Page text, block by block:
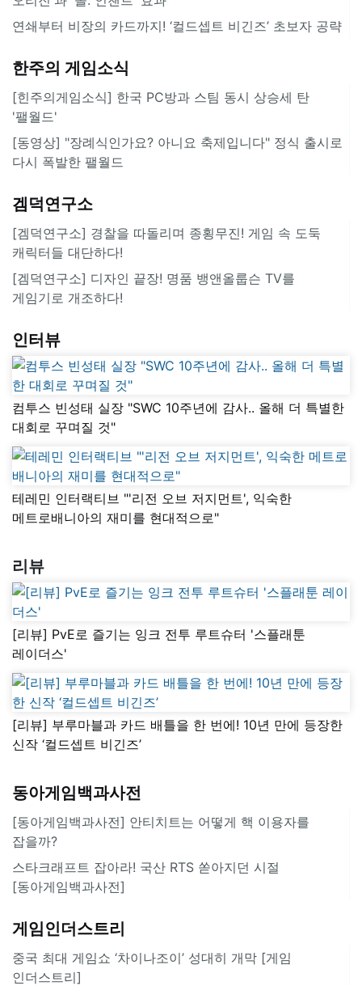
연쇄부터 비장의 카드까지! ‘컬드셉트 비긴즈’ 초보자 공략
한주의 게임소식
[힌주의게임소식] 한국 PC방과 스팀 동시 상승세 탄
'팰월드'
[동영상] "장례식인가요? 아니요 축제입니다" 정식 출시로
다시 폭발한 팰월드
겜덕연구소
[겜덕연구소] 경찰을 따돌리며 종횡무진! 게임 속 도둑
캐릭터들 대단하다!
[겜덕연구소] 디자인 끝장! 명품 뱅앤올룹슨 TV를
게임기로 개조하다!
인터뷰
컴투스 빈성태 실장 "SWC 10주년에 감사.. 올해 더 특별한
대회로 꾸며질 것"
테레민 인터랙티브 "'리전 오브 저지먼트', 익숙한
메트로배니아의 재미를 현대적으로"
리뷰
[리뷰] PvE로 즐기는 잉크 전투 루트슈터 '스플래툰
레이더스'
[리뷰] 부루마블과 카드 배틀을 한 번에! 10년 만에 등장한
신작 ‘컬드셉트 비긴즈’
동아게임백과사전
[동아게임백과사전] 안티치트는 어떻게 핵 이용자를
잡을까?
스타크래프트 잡아라! 국산 RTS 쏟아지던 시절
[동아게임백과사전]
게임인더스트리
중국 최대 게임쇼 ‘차이나조이’ 성대히 개막 [게임
인더스트리]